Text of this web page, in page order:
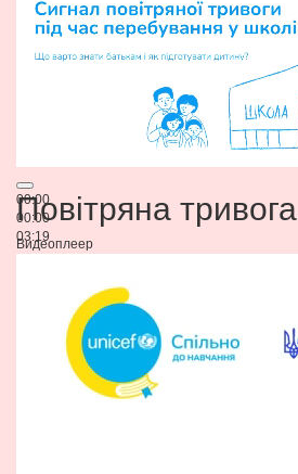
00:00
00:00
03:19
Повітряна тривога
Видеоплеер